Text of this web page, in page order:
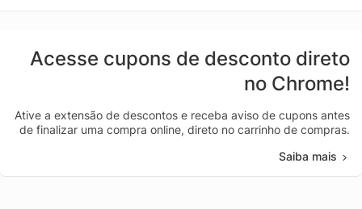
Acesse cupons de desconto direto
no Chrome!
Ative a extensão de descontos e receba aviso de cupons antes
de finalizar uma compra online, direto no carrinho de compras.
Saiba mais